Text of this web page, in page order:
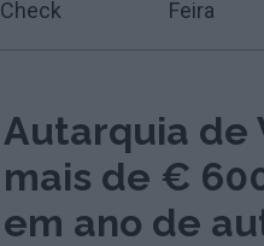
Check
Feira
Autarquia de
mais de €
em ano de